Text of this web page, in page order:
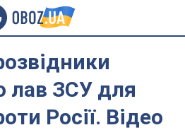
лав ЗСУ для
Росії. Відео